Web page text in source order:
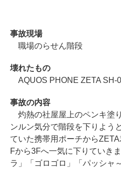
事故現場
職場のらせん階段
壊れたもの
AQUOS PHONE ZETA SH-
事故の内容
灼熱の社屋屋上のペンキ塗
ンルン気分で階段を下りよう
ていた携帯用ポーチから
Fから3Fへ一気に下りていき
ラ」「ゴロゴロ」「パッシャ